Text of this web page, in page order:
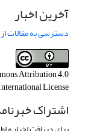
آخرین اخبار
دسترسی به مقالات از شماره 1 الی 65
Attribution 4.0
License
اشتراک